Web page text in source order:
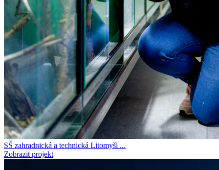
SŠ zahradnická a technická Litomyšl ...
Zobrazit projekt